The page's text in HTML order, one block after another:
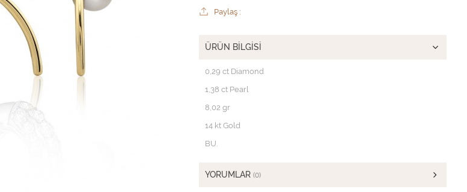
Paylaş :
ÜRÜN BILGISI
0,29 ct Diamond
1,38 ct Pearl
8,02 gr
14 kt Gold
BU.
YORUMLAR (0)